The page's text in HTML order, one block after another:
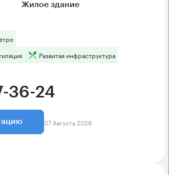
Жилое здание
Развитая инфраструктура
36-24
07 Августа 2026